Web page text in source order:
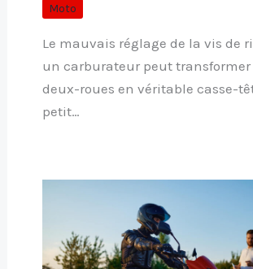
Moto
Le mauvais réglage de la vis de
un carburateur peut transformer
deux-roues en véritable casse-
petit…